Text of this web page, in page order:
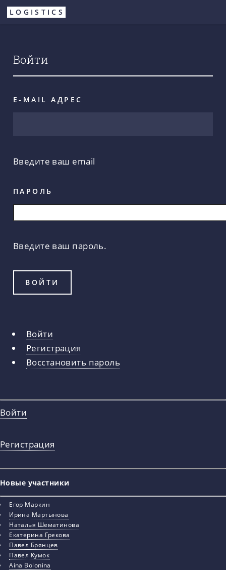
Перейти
LOGISTICS
Войти
E-MAIL АДРЕС
Введите ваш email
ПАРОЛЬ
Введите ваш пароль.
Главные
вкладки
Войти
Регистрация
Восстановить пароль
Войти
Регистрация
Новые участники
Егор Маркин
Ирина Мартынова
Наталья Шематинова
Екатерина Грекова
Павел Брянцев
Павел Кумок
Aina Bolonina